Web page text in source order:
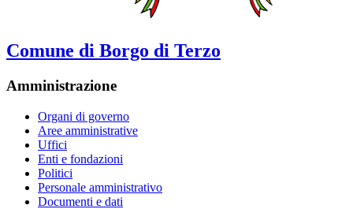
Comune di Borgo di Terzo
Amministrazione
Organi di governo
Aree amministrative
Uffici
Enti e fondazioni
Politici
Personale amministrativo
Documenti e dati